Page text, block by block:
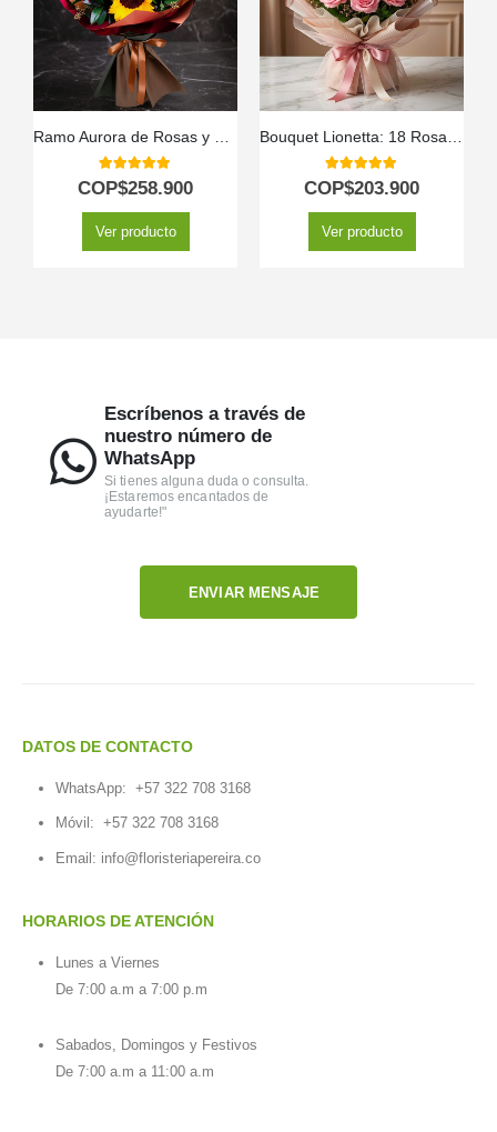
Ramo Aurora de Rosas y Girasoles | Ilumina el Día con Amor 💖
5.00out of 5
COP$258.900
Ver producto
Bouquet Lionetta: 18 Rosas Rosadas para Ocasiones Especiales 🌹
5.00out of 5
COP$203.900
Ver producto
Escríbenos a través de
nuestro número de
WhatsApp
Si tienes alguna duda o consulta.
¡Estaremos encantados de
ayudarte!"
ENVIAR MENSAJE
DATOS DE CONTACTO
WhatsApp: +57 322 708 3168
Móvil: +57 322 708 3168
Email: info@floristeriapereira.co
HORARIOS DE ATENCIÓN
Lunes a Viernes
De 7:00 a.m a 7:00 p.m
Sabados, Domingos y Festivos
De 7:00 a.m a 11:00 a.m